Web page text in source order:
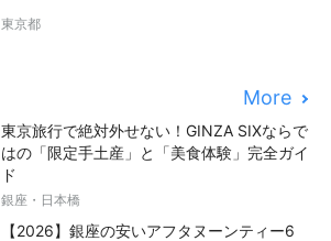
東京都
More
東京旅行で絶対外せない！GINZA SIXならで
はの「限定手土産」と「美食体験」完全ガイ
ド
銀座・日本橋
【2026】銀座の安いアフタヌーンティー6